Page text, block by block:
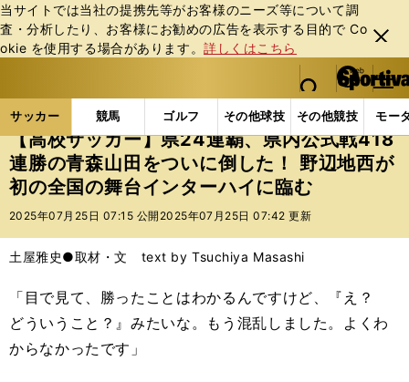
当サイトでは当社の提携先等がお客様のニーズ等について調
査・分析したり、お客様にお勧めの広告を表⽰する⽬的で Co
okie を使⽤する場合があります。詳しくはこちら
閉じ
る
web Sportiva (webスポルティーバ)
検索
マイペ
ー
ジ
メニュ
サッカー 競馬 ゴルフ その他球技 その他競技 モー
ス
ポ
ル
テ
ー
バ
サッカーの記事一覧 Jリーグ他 高校・ユース 【
【高校サッカー】県24連覇、県内公式戦418
連勝の青森山田をついに倒した！ 野辺地西が
初の全国の舞台インターハイに臨む
2025年07月25日 07:15 公開 2025年07月25日 07:42 更新
土屋雅史●取材・文 text by Tsuchiya Masashi
「目で見て、勝ったことはわかるんですけど、『え？
どういうこと？』みたいな。もう混乱しました。よくわ
からなかったです」